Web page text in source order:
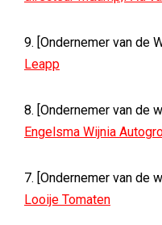
9. [Ondernemer van de
Leapp
8. [Ondernemer van de
Engelsma Wijnia
7. [Ondernemer van de
Looije Tomaten